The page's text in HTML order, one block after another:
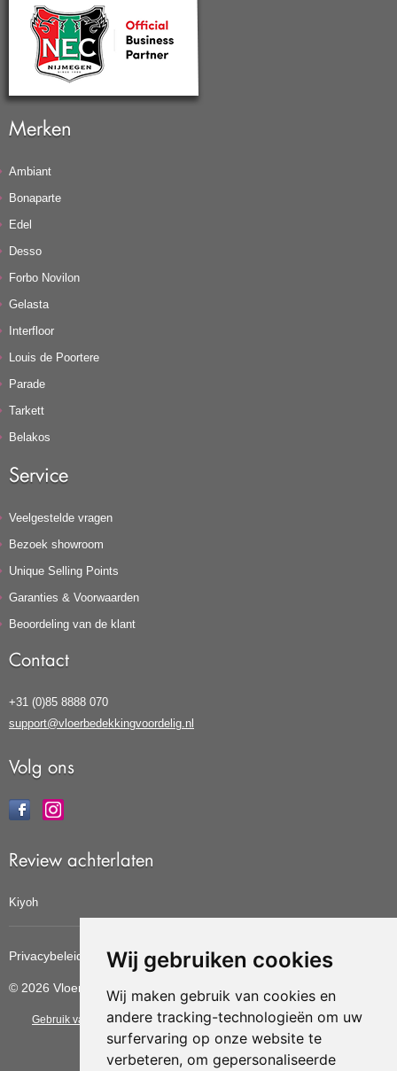
Wij gebruiken cookies
Wij maken gebruik van cookies en
andere tracking-technologieën om uw
surfervaring op onze website te
verbeteren, om gepersonaliseerde
Merken
Ambiant
Bonaparte
Edel
Desso
Forbo Novilon
Gelasta
Interfloor
Louis de Poortere
Parade
Tarkett
Belakos
Service
Veelgestelde vragen
Bezoek showroom
Unique Selling Points
Garanties & Voorwaarden
Beoordeling van de klant
Contact
+31 (0)85 8888 070
support@vloerbedekkingvoordelig.nl
Volg ons
Review achterlaten
Kiyoh
Privacybeleid Cookiebeleid Update cookies voorkeuren
© 2026 Vloerbedekkingvoordelig
Gebruik van deze site betekent dat u dealgemene voorwaarden van CBW